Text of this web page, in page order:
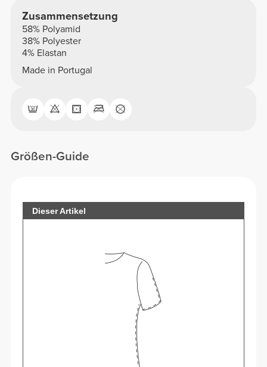
Zusammensetzung
58% Polyamid
38% Polyester
4% Elastan
Made in Portugal
Größen-Guide
Dieser Artikel